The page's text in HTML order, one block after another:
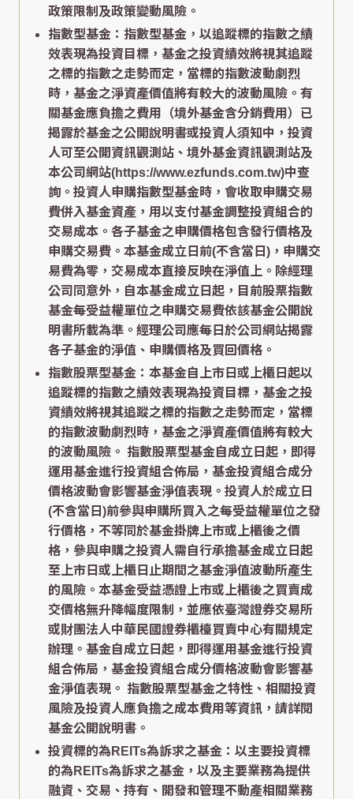
政策限制及政策變動風險。
指數型基金：指數型基金，以追蹤標的指數之績
效表現為投資目標，基金之投資績效將視其追蹤
之標的指數之走勢而定，當標的指數波動劇烈
時，基金之淨資產價值將有較大的波動風險。有
關基金應負擔之費用（境外基金含分銷費用）已
揭露於基金之公開說明書或投資人須知中，投資
人可至公開資訊觀測站、境外基金資訊觀測站及
本公司網站(https://www.ezfunds.com.tw)中查
詢。投資人申購指數型基金時，會收取申購交易
費併入基金資產，用以支付基金調整投資組合的
交易成本。各子基金之申購價格包含發行價格及
申購交易費。本基金成立日前(不含當日)，申購交
易費為零，交易成本直接反映在淨值上。除經理
公司同意外，自本基金成立日起，目前股票指數
基金每受益權單位之申購交易費依該基金公開說
明書所載為準。經理公司應每日於公司網站揭露
各子基金的淨值、申購價格及買回價格。
指數股票型基金：本基金自上市日或上櫃日起以
追蹤標的指數之績效表現為投資目標，基金之投
資績效將視其追蹤之標的指數之走勢而定，當標
的指數波動劇烈時，基金之淨資產價值將有較大
的波動風險。 指數股票型基金自成立日起，即得
運用基金進行投資組合佈局，基金投資組合成分
價格波動會影響基金淨值表現。投資人於成立日
(不含當日)前參與申購所買入之每受益權單位之發
行價格，不等同於基金掛牌上市或上櫃後之價
格，參與申購之投資人需自行承擔基金成立日起
至上市日或上櫃日止期間之基金淨值波動所產生
的風險。本基金受益憑證上市或上櫃後之買賣成
交價格無升降幅度限制，並應依臺灣證券交易所
或財團法人中華民國證券櫃檯買賣中心有關規定
辦理。基金自成立日起，即得運用基金進行投資
組合佈局，基金投資組合成分價格波動會影響基
金淨值表現。 指數股票型基金之特性、相關投資
風險及投資人應負擔之成本費用等資訊，請詳閱
基金公開說明書。
投資標的為REITs為訴求之基金：以主要投資標
的為REITs為訴求之基金，以及主要業務為提供
融資、交易、持有、開發和管理不動產相關業務